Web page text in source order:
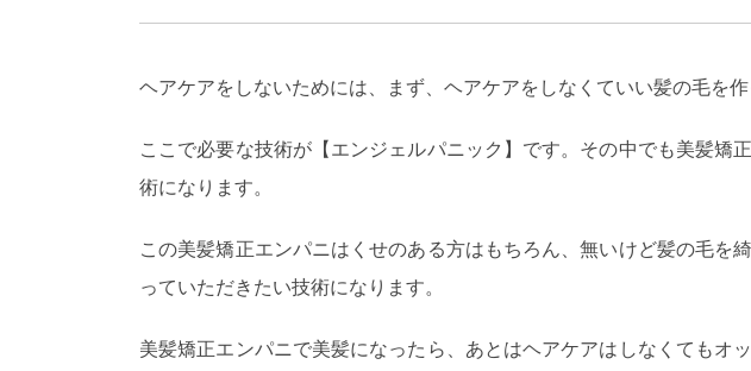
ヘアケアをしないためには、まず、ヘアケアをしなくていい髪の毛を作
ここで必要な技術が【エンジェルパニック】です。その中でも美髪矯
術になります。
この美髪矯正エンパニはくせのある方はもちろん、無いけど髪の毛を
っていただきたい技術になります。
美髪矯正エンパニで美髪になったら、あとはヘアケアはしなくてもオ